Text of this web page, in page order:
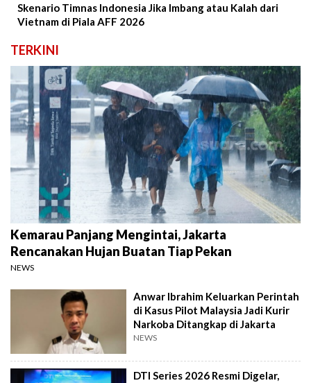
Skenario Timnas Indonesia Jika Imbang atau Kalah dari
Vietnam di Piala AFF 2026
TERKINI
Kemarau Panjang Mengintai, Jakarta
Rencanakan Hujan Buatan Tiap Pekan
NEWS
Anwar Ibrahim Keluarkan Perintah
di Kasus Pilot Malaysia Jadi Kurir
Narkoba Ditangkap di Jakarta
NEWS
DTI Series 2026 Resmi Digelar,